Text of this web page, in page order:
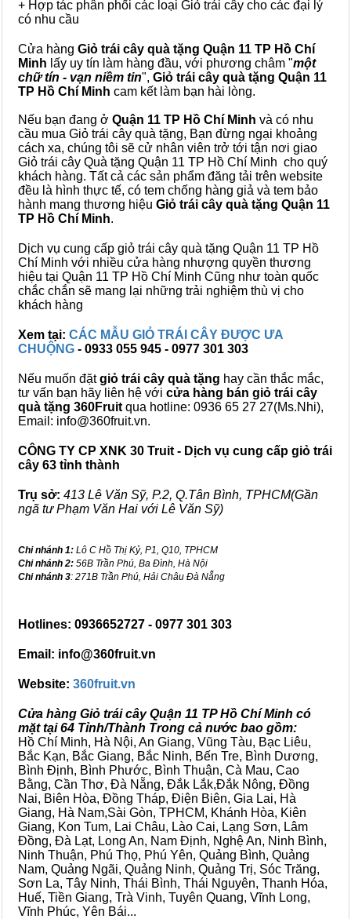
+ Hợp tác phân phối các loại Giỏ trái cây cho các đại lý
có nhu cầu
Cửa hàng Giỏ trái cây quà tặng Quận 11 TP Hồ Chí
Minh lấy uy tín làm hàng đầu, với phương châm "một
chữ tín - vạn niềm tin", Giỏ trái cây quà tặng Quận 11
TP Hồ Chí Minh cam kết làm bạn hài lòng.
Nếu bạn đang ở Quận 11 TP Hồ Chí Minh và có nhu
cầu mua Giỏ trái cây quà tặng, Bạn đừng ngại khoảng
cách xa, chúng tôi sẽ cử nhân viên trở tới tận nơi giao
Giỏ trái cây Quà tặng Quận 11 TP Hồ Chí Minh cho quý
khách hàng. Tất cả các sản phẩm đăng tải trên website
đều là hình thực tế, có tem chống hàng giả và tem bảo
hành mang thương hiệu Giỏ trái cây quà tặng Quận 11
TP Hồ Chí Minh.
Dịch vụ cung cấp giỏ trái cây quà tặng Quận 11 TP Hồ
Chí Minh với nhiều cửa hàng nhượng quyền thương
hiệu tại Quận 11 TP Hồ Chí Minh Cũng như toàn quốc
chắc chắn sẽ mang lại những trải nghiệm thù vị cho
khách hàng
Xem tại: CÁC MẪU GIỎ TRÁI CÂY ĐƯỢC ƯA
CHUỘNG - 0933 055 945 - 0977 301 303
Nếu muốn đặtgiỏ trái cây quà tặng hay cần thắc mắc,
tư vấn bạn hãy liên hệ với cửa hàng bán giỏ trái cây
quà tặng 360Fruit qua hotline: 0936 65 27 27(Ms.Nhi),
Email: info@360fruit.vn.
CÔNG TY CP XNK 30 Truit - Dịch vụ cung cấp giỏ trái
cây 63 tỉnh thành
Trụ sở: 413 Lê Văn Sỹ, P.2, Q.Tân Bình, TPHCM(Gần
ngã tư Phạm Văn Hai với Lê Văn Sỹ)
Chi nhánh 1: Lô C Hồ Thị Kỷ, P1, Q10, TPHCM
Chi nhánh 2: 56B Trần Phú, Ba Đình, Hà Nội
Chi nhánh 3: 271B Trần Phú, Hải Châu Đà Nẵng
Hotlines: 0936652727 - 0977 301 303
Email: info@360fruit.vn
Website: 360fruit.vn
Cửa hàng Giỏ trái cây Quận 11 TP Hồ Chí Minh có
mặt tại 64 Tỉnh/Thành Trong cả nước bao gồm:
Hồ Chí Minh, Hà Nội, An Giang, Vũng Tàu, Bạc Liêu,
Bắc Kạn, Bắc Giang, Bắc Ninh, Bến Tre, Bình Dương,
Bình Định, Bình Phước, Bình Thuận, Cà Mau, Cao
Bằng, Cần Thơ, Đà Nẵng, Đắk Lắk,Đắk Nông, Đồng
Nai, Biên Hòa, Đồng Tháp, Điện Biên, Gia Lai, Hà
Giang, Hà Nam,Sài Gòn, TPHCM, Khánh Hòa, Kiên
Giang, Kon Tum, Lai Châu, Lào Cai, Lạng Sơn, Lâm
Đồng, Đà Lạt, Long An, Nam Định, Nghệ An, Ninh Bình,
Ninh Thuận, Phú Thọ, Phú Yên, Quảng Bình, Quảng
Nam, Quảng Ngãi, Quảng Ninh, Quảng Trị, Sóc Trăng,
Sơn La, Tây Ninh, Thái Bình, Thái Nguyên, Thanh Hóa,
Huế, Tiền Giang, Trà Vinh, Tuyên Quang, Vĩnh Long,
Vĩnh Phúc, Yên Bái...